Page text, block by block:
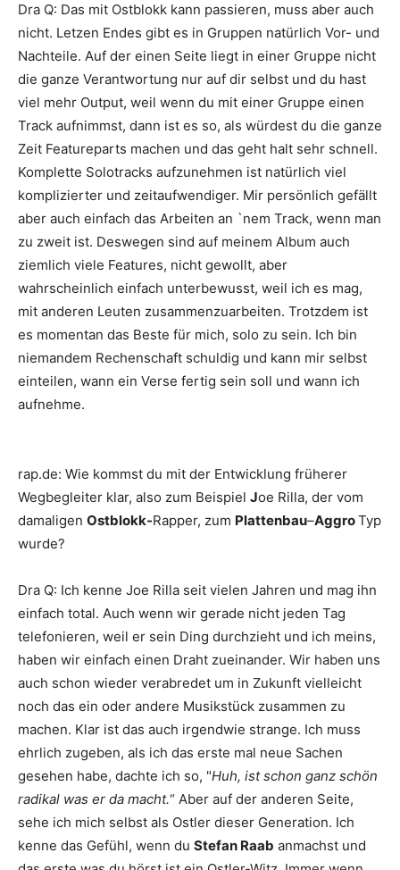
Dra Q: Das mit Ostblokk kann passieren, muss aber auch
nicht. Letzen Endes gibt es in Gruppen natürlich Vor- und
Nachteile. Auf der einen Seite liegt in einer Gruppe nicht
die ganze Verantwortung nur auf dir selbst und du hast
viel mehr Output, weil wenn du mit einer Gruppe einen
Track aufnimmst, dann ist es so, als würdest du die ganze
Zeit Featureparts machen und das geht halt sehr schnell.
Komplette Solotracks aufzunehmen ist natürlich viel
komplizierter und zeitaufwendiger. Mir persönlich gefällt
aber auch einfach das Arbeiten an `nem Track, wenn man
zu zweit ist. Deswegen sind auf meinem Album auch
ziemlich viele Features, nicht gewollt, aber
wahrscheinlich einfach unterbewusst, weil ich es mag,
mit anderen Leuten zusammenzuarbeiten. Trotzdem ist
es momentan das Beste für mich, solo zu sein. Ich bin
niemandem Rechenschaft schuldig und kann mir selbst
einteilen, wann ein Verse fertig sein soll und wann ich
aufnehme.
rap.de: Wie kommst du mit der Entwicklung früherer
Wegbegleiter klar, also zum Beispiel Joe Rilla, der vom
damaligen Ostblokk-Rapper, zum Plattenbau–AggroTyp
wurde?
Dra Q: Ich kenne Joe Rilla seit vielen Jahren und mag ihn
einfach total. Auch wenn wir gerade nicht jeden Tag
telefonieren, weil er sein Ding durchzieht und ich meins,
haben wir einfach einen Draht zueinander. Wir haben uns
auch schon wieder verabredet um in Zukunft vielleicht
noch das ein oder andere Musikstück zusammen zu
machen. Klar ist das auch irgendwie strange. Ich muss
ehrlich zugeben, als ich das erste mal neue Sachen
gesehen habe, dachte ich so, "Huh, ist schon ganz schön
radikal was er da macht.“ Aber auf der anderen Seite,
sehe ich mich selbst als Ostler dieser Generation. Ich
kenne das Gefühl, wenn du Stefan Raab anmachst und